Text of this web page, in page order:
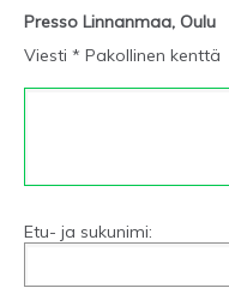
Presso Linnanmaa, Oulu
Viesti * Pakollinen kenttä
Etu- ja sukunimi: